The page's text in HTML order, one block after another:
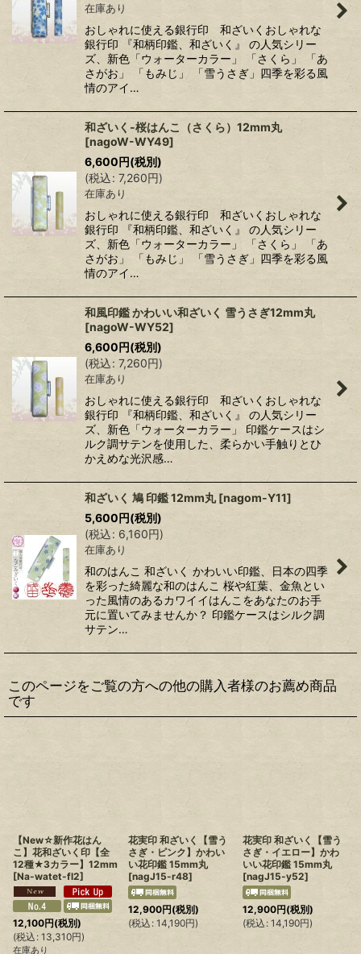
在庫あり
おしゃれに使える銀行印 和ざいくおしゃれな
銀行印 『和柄印鑑、和ざいく』 の人気シリー
ズ、新色「ウォーターカラー」 「さくら」 「あ
さがお」 「もみじ」 「雪うさぎ」四季を彩る風
情のアイ…
和ざいく-桜はんこ（さくら）12mm丸
[nagoW-WY49]
6,600円(税別)
(税込: 7,260円)
在庫あり
おしゃれに使える銀行印 和ざいくおしゃれな
銀行印 『和柄印鑑、和ざいく』 の人気シリー
ズ、新色「ウォーターカラー」 「さくら」 「あ
さがお」 「もみじ」 「雪うさぎ」四季を彩る風
情のアイ…
和風印鑑 かわいい和ざいく 雪うさぎ12mm丸
[nagoW-WY52]
6,600円(税別)
(税込: 7,260円)
在庫あり
おしゃれに使える銀行印 和ざいくおしゃれな
銀行印 『和柄印鑑、和ざいく』 の人気シリー
ズ、新色「ウォーターカラー」 印鑑ケースはシ
ルク調サテンを使用した、柔らかい手触りとひ
かえめな光沢感…
和ざいく 鳩 印鑑 12mm丸 [nagom-Y11]
5,600円(税別)
(税込: 6,160円)
在庫あり
和のはんこ 和ざいく かわいい印鑑、日本の四季
を彩った綺麗な和のはんこ 桜や紅葉、金魚とい
った風情のあるカワイイはんこをあなたのお手
元に置いてみませんか？ 印鑑ケースはシルク調
サテン…
このページをご覧の方への他の購入者様のお薦め商品
です
かわいい印鑑 雪うさぎ
の銀行印 12mm丸
[nagoW-WR48]
6,600円(税別)
(税込: 7,260円)
在庫あり
花実印 和ざいく【雪う
さぎ・ブルー】かわい
い花印鑑 15mm丸
[nagJ15-b44]
12,900円(税別)
(税込 : 14,190円)
桜印鑑 和ざいく*さくら
12mm丸 [nagoW-
WB41]
6,600円(税別)
(税込: 7,260
希望小売価格: 9,300
在庫あり